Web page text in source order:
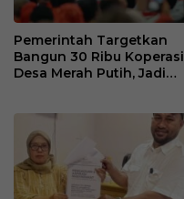
Pemerintah Targetkan
Bangun 30 Ribu Koperasi
Desa Merah Putih, Jadi